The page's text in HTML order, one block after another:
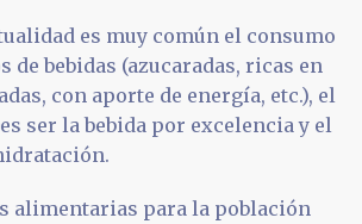
es muy común el consumo
de bebidas (azucaradas, ricas en
con aporte de energía, etc.), el
ser la bebida por excelencia y el
alimentarias para la población